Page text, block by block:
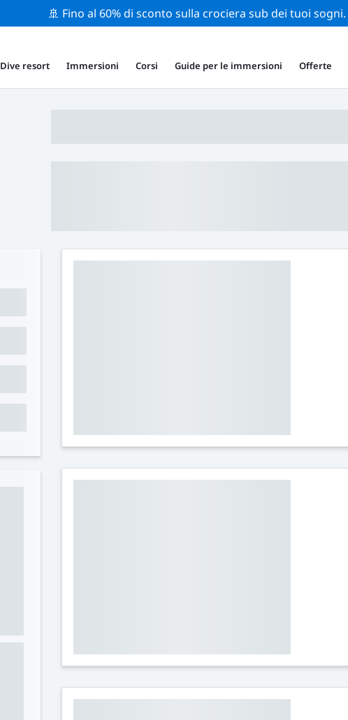
🚢 Fino al 60% di sconto sulla crociera sub dei tuoi sogni.
Dive resort Immersioni Corsi Guide per le immersioni Offerte